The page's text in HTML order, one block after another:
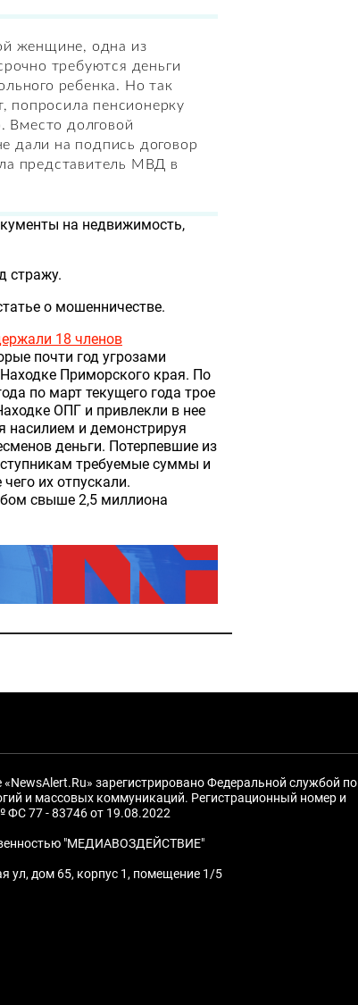
женщине, одна из
требуются деньги
ребенка. Но так
попросила пенсионерку
Вместо долговой
дали на подпись договор
представитель МВД в
на недвижимость,
стражу.
о мошенничестве.
18 членов
почти год угрозами
Приморского края. По
по март текущего года трое
ОПГ и привлекли в нее
насилием и демонстрируя
деньги. Потерпевшие из
требуемые суммы и
их отпускали.
свыше 2,5 миллиона
зарегистрировано Федеральной службой по
и массовых коммуникаций. Регистрационный номер и
77 - 83746 от 19.08.2022
"МЕДИАВОЗДЕЙСТВИЕ"
ул, дом 65, корпус 1, помещение 1/5